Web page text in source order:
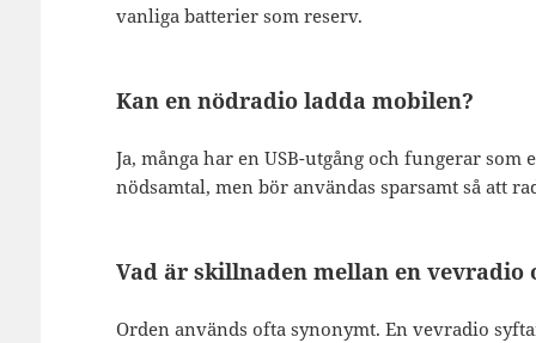
vanliga batterier som reserv.
Kan en nödradio ladda mobilen?
Ja, många har en USB-utgång och fungerar
nödsamtal, men bör användas sparsamt så att
Vad är skillnaden mellan en vevradio
Orden används ofta synonymt. En vevradio